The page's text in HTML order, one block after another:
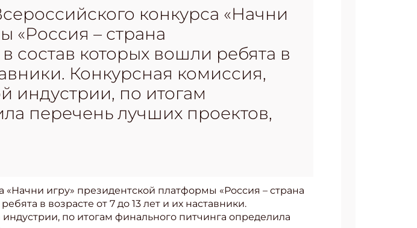
конкурса «Начни
«Россия – страна
состав которых вошли ребята в
Конкурсная комиссия,
индустрии, по итогам
перечень лучших проектов,
игру» президентской платформы «Россия – страна
в возрасте от 7 до 13 лет и их наставники.
по итогам финального питчинга определила